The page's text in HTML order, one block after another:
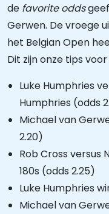
de favorite odds
Gerwen. De vroege
het Belgian Open
Dit zijn onze tips
Luke Humphries
Humphries (odds
Michael van
2.20)
Rob Cross versus
180s (odds 2.25)
Luke Humphries
Michael van